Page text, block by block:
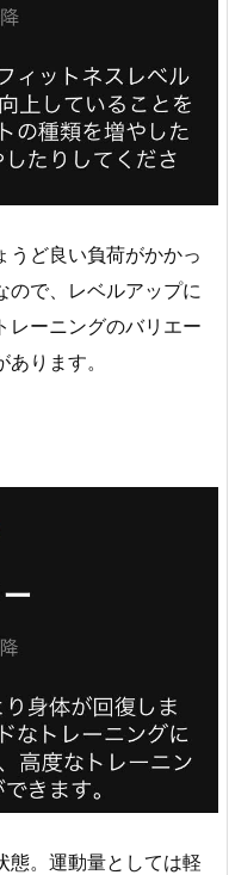
うど良い負荷がかかっ
ので、レベルアップに
レーニングのバリエー
ります。
態。運動量としては軽